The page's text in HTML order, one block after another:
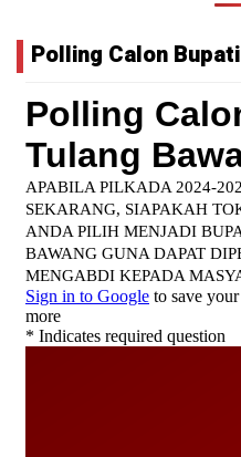
Polling Calon Bupati